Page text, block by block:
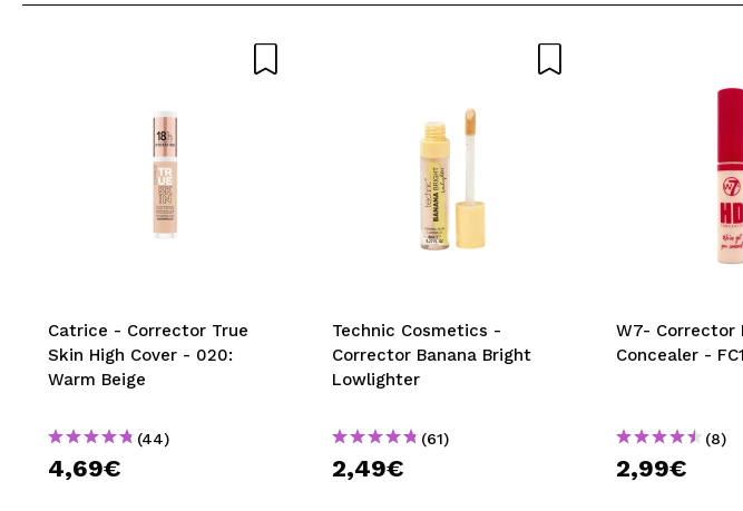
Catrice - Corrector True
Skin High Cover - 020:
Warm Beige
(44)
4,69€
Technic Cosmetics -
Corrector Banana Bright
Lowlighter
(61)
2,49€
W7- Corrector
Concealer - FC1
(8)
2,99€